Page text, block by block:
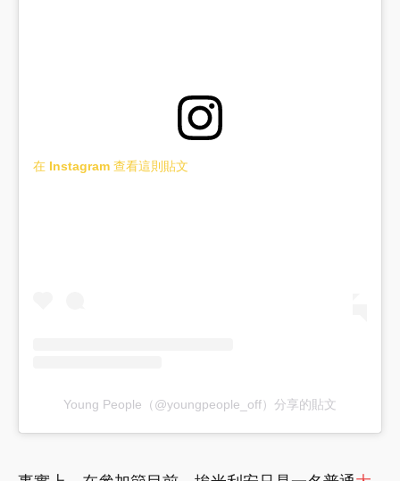
在 Instagram 查看這則貼文
Young People（@youngpeople_off）分享的貼文